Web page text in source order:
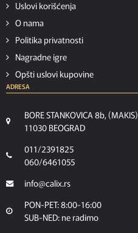
Uslovi korišćenja
O nama
Politika privatnosti
Nagradne igre
Opšti uslovi kupovine
ADRESA
BORE STANKOVICA 8b, (MAKIS)
11030 BEOGRAD
011/2391825
060/6461055
info@calix.rs
PON-PET: 8:00-16:00
SUB-NED: ne radimo